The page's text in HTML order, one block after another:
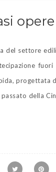
opere
del settore
progettata
della